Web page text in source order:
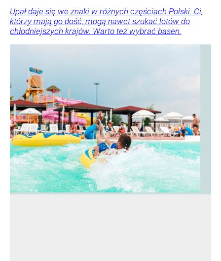
Upał daje się we znaki w różnych częściach Polski. Ci,
którzy mają go dość, mogą nawet szukać lotów do
chłodniejszych krajów. Warto też wybrać basen.